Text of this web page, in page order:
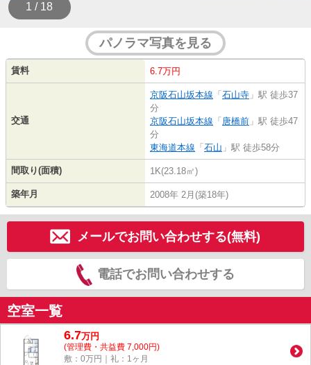
1 / 18
パノラマ写真を見る
賃料 6.7万円
交通
京阪石山坂本線 「 石山寺 」駅 徒歩37
分
京阪石山坂本線 「 唐橋前 」駅 徒歩47
分
東海道本線 「 石山 」駅 徒歩58分
間取り(面積) 1K(23.18㎡)
築年月 2008年 2月(築18年)
メールでお問い合わせする(無料)
電話でお問い合わせする
空室一覧
6.7万円
(管理費・共益費 7,000円)
敷：0万円｜礼：1ヶ月